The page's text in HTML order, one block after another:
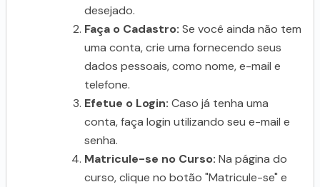
desejado.
Faça o Cadastro: Se você ainda não tem
uma conta, crie uma fornecendo seus
dados pessoais, como nome, e-mail e
telefone.
Efetue o Login: Caso já tenha uma
conta, faça login utilizando seu e-mail e
senha.
Matricule-se no Curso: Na página do
curso, clique no botão "Matricule-se" e